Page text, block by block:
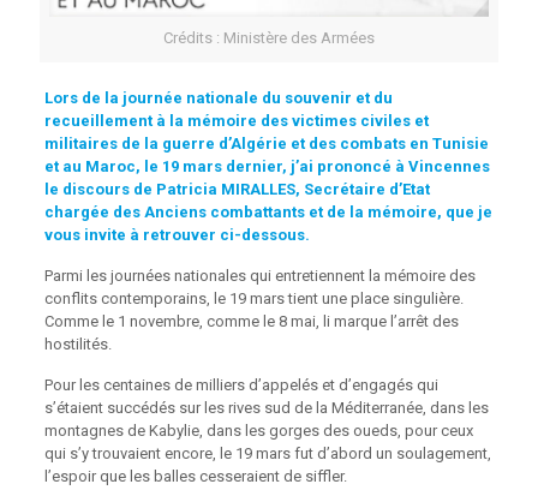
Crédits : Ministère des Armées
Lors de la journée nationale du souvenir et du
recueillement à la mémoire des victimes civiles et
militaires de la guerre d’Algérie et des combats en Tunisie
et au Maroc, le 19 mars dernier, j’ai prononcé à Vincennes
le discours de Patricia MIRALLES, Secrétaire d’Etat
chargée des Anciens combattants et de la mémoire, que je
vous invite à retrouver ci-dessous.
Parmi les journées nationales qui entretiennent la mémoire des
conflits contemporains, le 19 mars tient une place singulière.
Comme le 1 novembre, comme le 8 mai, li marque l’arrêt des
hostilités.
Pour les centaines de milliers d’appelés et d’engagés qui
s’étaient succédés sur les rives sud de la Méditerranée, dans les
montagnes de Kabylie, dans les gorges des oueds, pour ceux
qui s’y trouvaient encore, le 19 mars fut d’abord un soulagement,
l’espoir que les balles cesseraient de siffler.